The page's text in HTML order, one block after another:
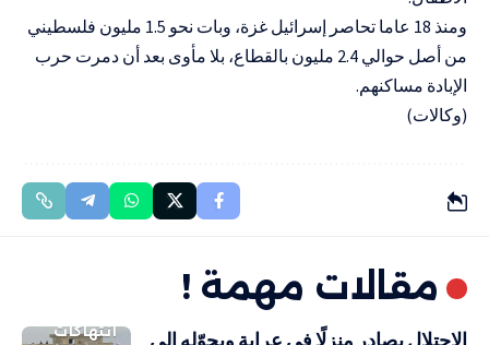
ومنذ 18 عاما تحاصر إسرائيل غزة، وبات نحو 1.5 مليون فلسطيني
من أصل حوالي 2.4 مليون بالقطاع، بلا مأوى بعد أن دمرت حرب
الإبادة مساكنهم.
(وكالات)
مقالات مهمة !
انتهاكات
الاحتلال يصادر منزلًا في عرابة ويحوّله إلى